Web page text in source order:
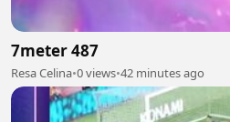
7meter 487
Resa Celina•0 views•42 minutes ago